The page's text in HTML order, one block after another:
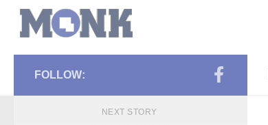
FOLLOW:
NEXT STORY